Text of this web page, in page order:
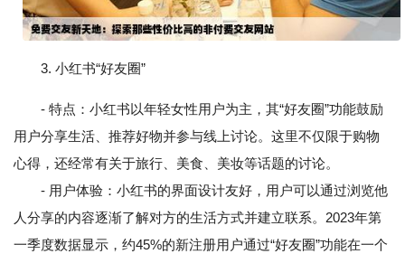
3. 小红书“好友圈”
- 特点：小红书以年轻女性用户为主，其“好友圈”功能鼓励
用户分享生活、推荐好物并参与线上讨论。这里不仅限于购物
心得，还经常有关于旅行、美食、美妆等话题的讨论。
- 用户体验：小红书的界面设计友好，用户可以通过浏览他
人分享的内容逐渐了解对方的生活方式并建立联系。2023年第
一季度数据显示，约45%的新注册用户通过“好友圈”功能在一个